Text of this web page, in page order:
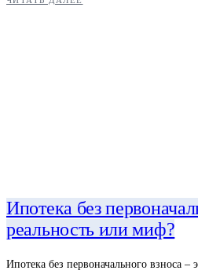
Ипотека без
реальность или миф?
Ипотека без первоначального взноса